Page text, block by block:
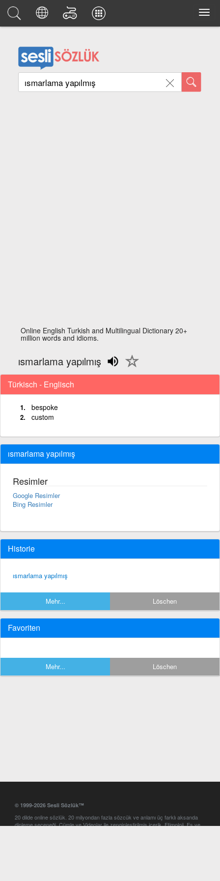
Online English Turkish and Multilingual Dictionary 20+
million words and idioms.
ısmarlama yapılmış
Türkisch - Englisch
bespoke
custom
ısmarlama yapılmış
Resimler
Google Resimler
Bing Resimler
Historie
ısmarlama yapılmış
Mehr... Löschen
Favoriten
Mehr... Löschen
© 1999-2026 Sesli Sözlük™
20 dilde online sözlük. 20 milyondan fazla sözcük ve anlamı üç farklı aksanda
dinleme seçeneği. Cümle ve Videolar ile zenginleştirilmiş içerik. Etimoloji, Eş ve